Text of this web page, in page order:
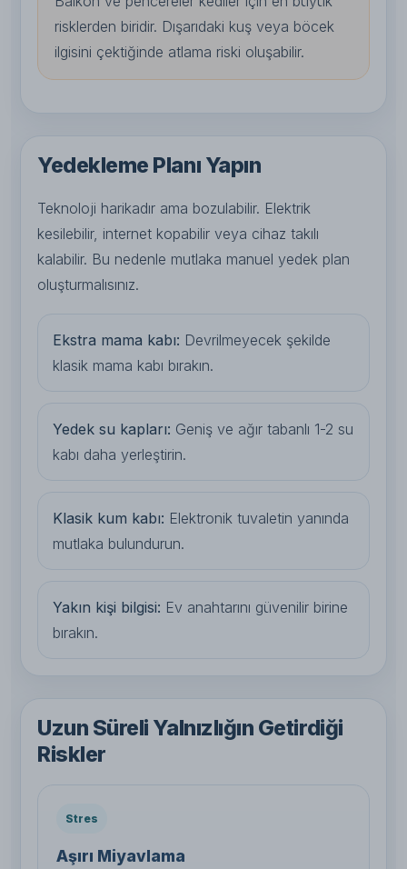
risklerden biridir. Dışarıdaki kuş veya böcek
ilgisini çektiğinde atlama riski oluşabilir.
Yedekleme Planı Yapın
Teknoloji harikadır ama bozulabilir. Elektrik
kesilebilir, internet kopabilir veya cihaz takılı
kalabilir. Bu nedenle mutlaka manuel yedek plan
oluşturmalısınız.
Ekstra mama kabı: Devrilmeyecek şekilde
klasik mama kabı bırakın.
Yedek su kapları: Geniş ve ağır tabanlı 1-2 su
kabı daha yerleştirin.
Klasik kum kabı: Elektronik tuvaletin yanında
mutlaka bulundurun.
Yakın kişi bilgisi: Ev anahtarını güvenilir birine
bırakın.
Uzun Süreli Yalnızlığın Getirdiği
Riskler
Stres
Aşırı Miyavlama